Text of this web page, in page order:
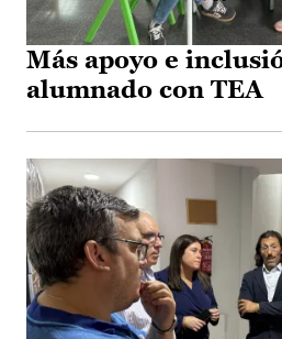
Más apoyo e
alumnado con TEA